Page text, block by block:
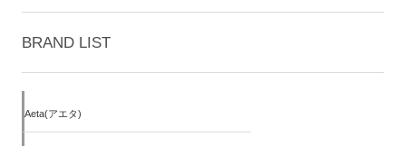
BRAND LIST
Aeta(アエタ)